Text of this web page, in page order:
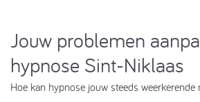
Jouw problemen
hypnose Sint-Niklaas
Hoe kan hypnose jouw steeds